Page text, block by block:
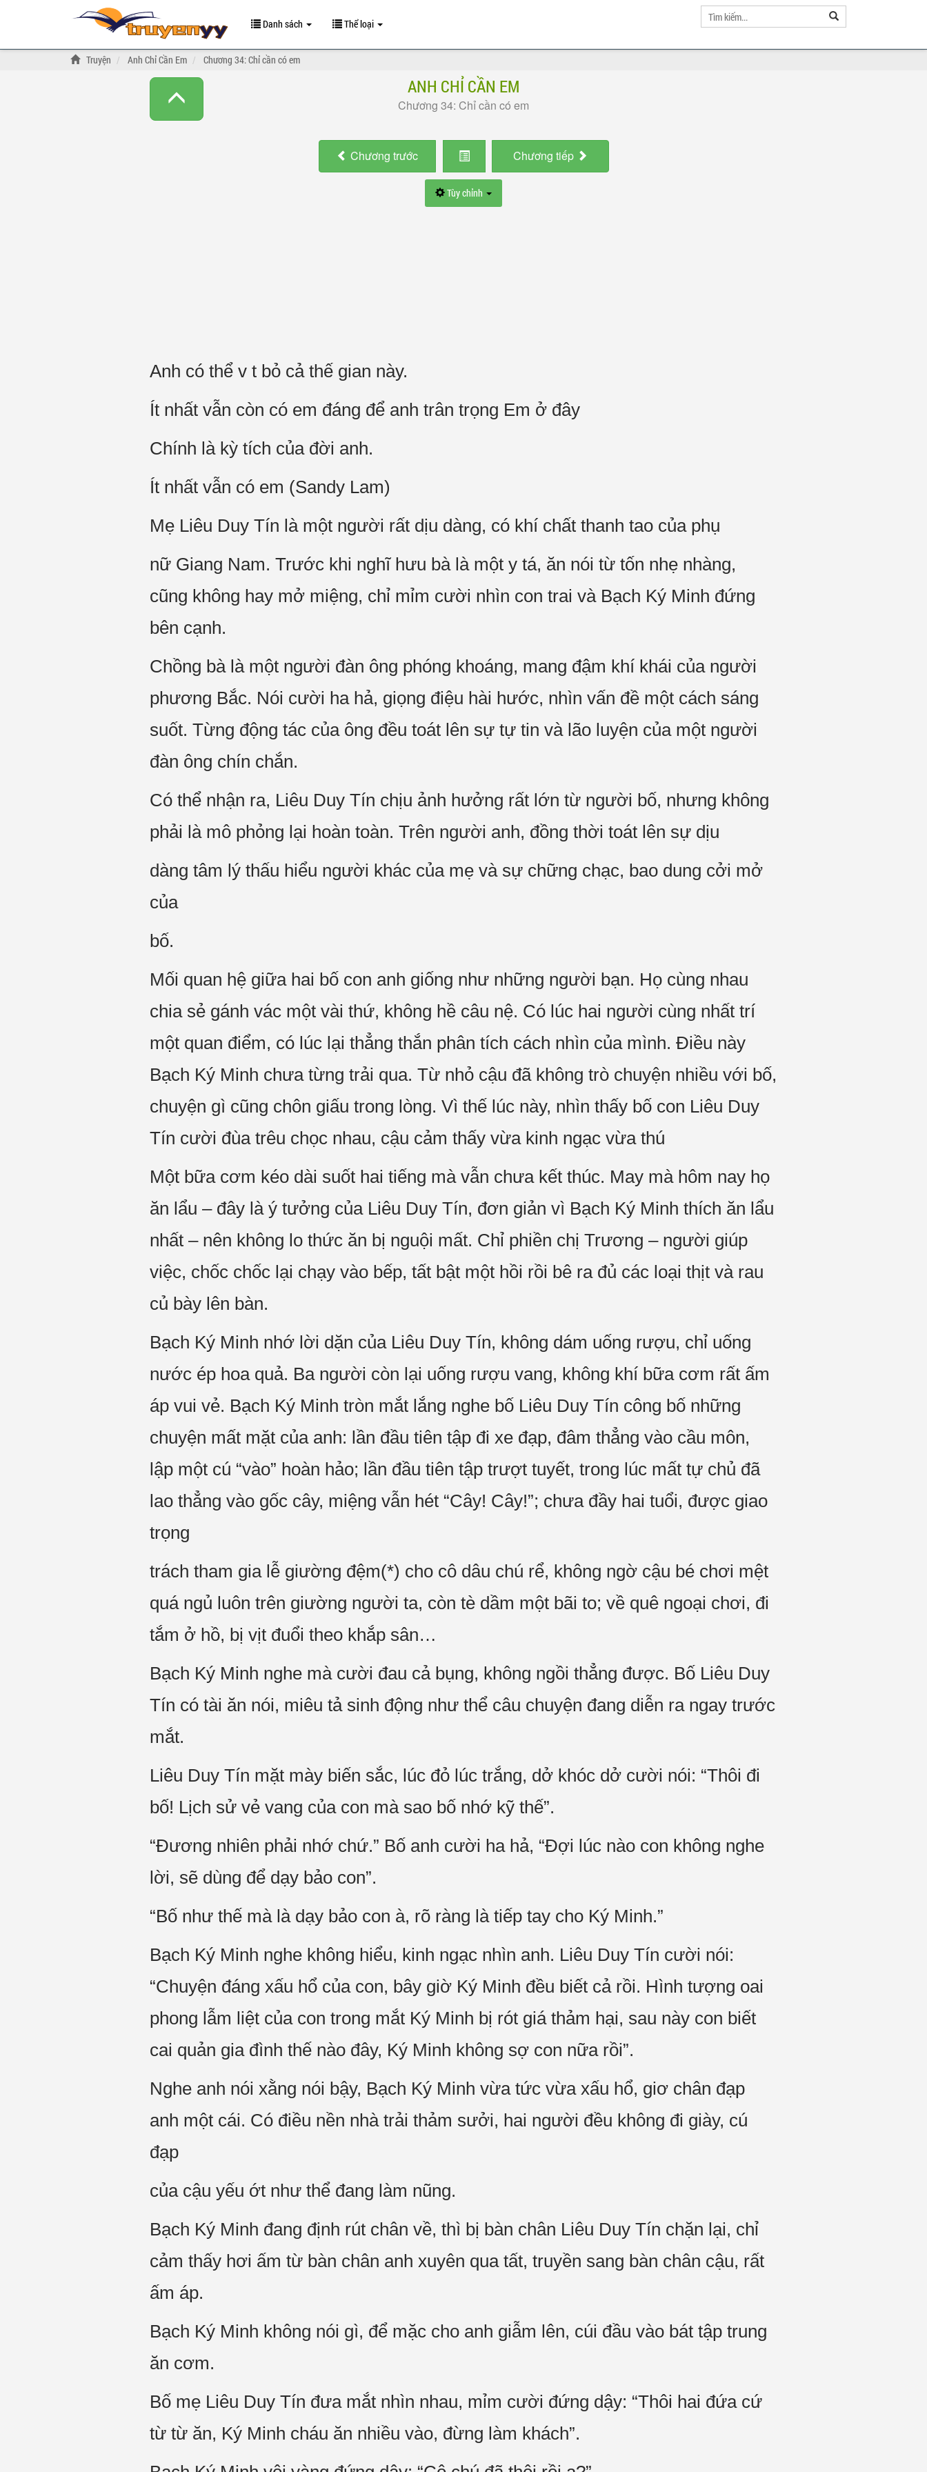
Danh sách Thể loại
Truyện Anh Chỉ Cần Em Chương 34: Chỉ cần có em
ANH CHỈ CẦN EM
Chương 34: Chỉ cần có em
Chương trước Chương tiếp
Tùy chỉnh
Anh có thể v t bỏ cả thế gian này.
Ít nhất vẫn còn có em đáng để anh trân trọng Em ở đây
Chính là kỳ tích của đời anh.
Ít nhất vẫn có em (Sandy Lam)
Mẹ Liêu Duy Tín là một người rất dịu dàng, có khí chất thanh tao của phụ
nữ Giang Nam. Trước khi nghĩ hưu bà là một y tá, ăn nói từ tốn nhẹ nhàng,
cũng không hay mở miệng, chỉ mỉm cười nhìn con trai và Bạch Ký Minh đứng
bên cạnh.
Chồng bà là một người đàn ông phóng khoáng, mang đậm khí khái của người
phương Bắc. Nói cười ha hả, giọng điệu hài hước, nhìn vấn đề một cách sáng
suốt. Từng động tác của ông đều toát lên sự tự tin và lão luyện của một người
đàn ông chín chắn.
Có thể nhận ra, Liêu Duy Tín chịu ảnh hưởng rất lớn từ người bố, nhưng không
phải là mô phỏng lại hoàn toàn. Trên người anh, đồng thời toát lên sự dịu
dàng tâm lý thấu hiểu người khác của mẹ và sự chững chạc, bao dung cởi mở
của
bố.
Mối quan hệ giữa hai bố con anh giống như những người bạn. Họ cùng nhau
chia sẻ gánh vác một vài thứ, không hề câu nệ. Có lúc hai người cùng nhất trí
một quan điểm, có lúc lại thẳng thắn phân tích cách nhìn của mình. Điều này
Bạch Ký Minh chưa từng trải qua. Từ nhỏ cậu đã không trò chuyện nhiều với bố,
chuyện gì cũng chôn giấu trong lòng. Vì thế lúc này, nhìn thấy bố con Liêu Duy
Tín cười đùa trêu chọc nhau, cậu cảm thấy vừa kinh ngạc vừa thú
Một bữa cơm kéo dài suốt hai tiếng mà vẫn chưa kết thúc. May mà hôm nay họ
ăn lẩu – đây là ý tưởng của Liêu Duy Tín, đơn giản vì Bạch Ký Minh thích ăn lẩu
nhất – nên không lo thức ăn bị nguội mất. Chỉ phiền chị Trương – người giúp
việc, chốc chốc lại chạy vào bếp, tất bật một hồi rồi bê ra đủ các loại thịt và rau
củ bày lên bàn.
Bạch Ký Minh nhớ lời dặn của Liêu Duy Tín, không dám uống rượu, chỉ uống
nước ép hoa quả. Ba người còn lại uống rượu vang, không khí bữa cơm rất ấm
áp vui vẻ. Bạch Ký Minh tròn mắt lắng nghe bố Liêu Duy Tín công bố những
chuyện mất mặt của anh: lần đầu tiên tập đi xe đạp, đâm thẳng vào cầu môn,
lập một cú “vào” hoàn hảo; lần đầu tiên tập trượt tuyết, trong lúc mất tự chủ đã
lao thẳng vào gốc cây, miệng vẫn hét “Cây! Cây!”; chưa đầy hai tuổi, được giao
trọng
trách tham gia lễ giường đệm(*) cho cô dâu chú rể, không ngờ cậu bé chơi mệt
quá ngủ luôn trên giường người ta, còn tè dầm một bãi to; về quê ngoại chơi, đi
tắm ở hồ, bị vịt đuổi theo khắp sân…
Bạch Ký Minh nghe mà cười đau cả bụng, không ngồi thẳng được. Bố Liêu Duy
Tín có tài ăn nói, miêu tả sinh động như thể câu chuyện đang diễn ra ngay trước
mắt.
Liêu Duy Tín mặt mày biến sắc, lúc đỏ lúc trắng, dở khóc dở cười nói: “Thôi đi
bố! Lịch sử vẻ vang của con mà sao bố nhớ kỹ thế”.
“Đương nhiên phải nhớ chứ.” Bố anh cười ha hả, “Đợi lúc nào con không nghe
lời, sẽ dùng để dạy bảo con”.
“Bố như thế mà là dạy bảo con à, rõ ràng là tiếp tay cho Ký Minh.”
Bạch Ký Minh nghe không hiểu, kinh ngạc nhìn anh. Liêu Duy Tín cười nói:
“Chuyện đáng xấu hổ của con, bây giờ Ký Minh đều biết cả rồi. Hình tượng oai
phong lẫm liệt của con trong mắt Ký Minh bị rót giá thảm hại, sau này con biết
cai quản gia đình thế nào đây, Ký Minh không sợ con nữa rồi”.
Nghe anh nói xằng nói bậy, Bạch Ký Minh vừa tức vừa xấu hổ, giơ chân đạp
anh một cái. Có điều nền nhà trải thảm sưởi, hai người đều không đi giày, cú
đạp
của cậu yếu ớt như thể đang làm nũng.
Bạch Ký Minh đang định rút chân về, thì bị bàn chân Liêu Duy Tín chặn lại, chỉ
cảm thấy hơi ấm từ bàn chân anh xuyên qua tất, truyền sang bàn chân cậu, rất
ấm áp.
Bạch Ký Minh không nói gì, để mặc cho anh giẫm lên, cúi đầu vào bát tập trung
ăn cơm.
Bố mẹ Liêu Duy Tín đưa mắt nhìn nhau, mỉm cười đứng dậy: “Thôi hai đứa cứ
từ từ ăn, Ký Minh cháu ăn nhiều vào, đừng làm khách”.